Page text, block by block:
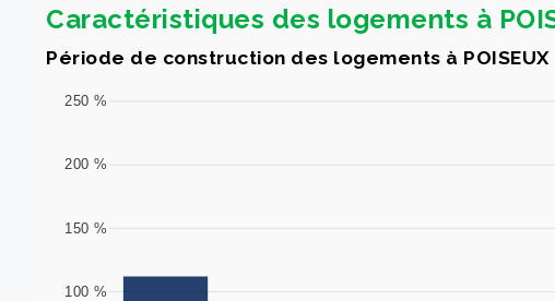
Caractéristiques des logements à
Période de construction des logements à POISEUX
250 %
200 %
150 %
100 %